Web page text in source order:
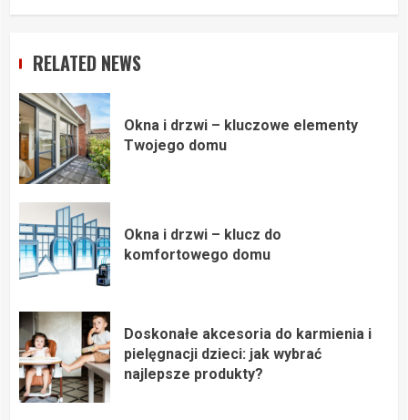
RELATED NEWS
Okna i drzwi – kluczowe elementy
Twojego domu
Okna i drzwi – klucz do
komfortowego domu
Doskonałe akcesoria do karmienia i
pielęgnacji dzieci: jak wybrać
najlepsze produkty?